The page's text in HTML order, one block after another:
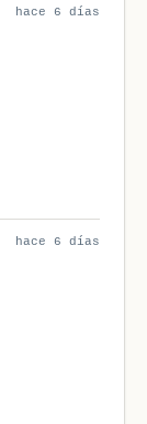
hace 6 días
hace 6 días